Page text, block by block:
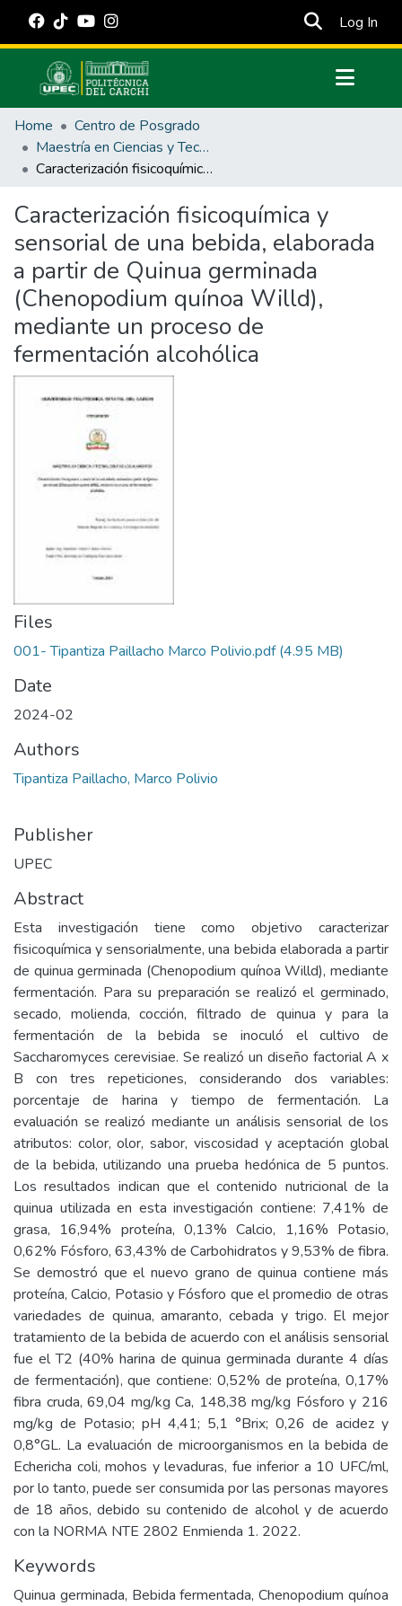
Log In
Communities & Collections
All of DSpace
Statistics
Estadísticas Externas
Manuales
Home
Centro de Posgrado
Maestría en Ciencias y Tecnología de los Alimentos
Caracterización fisicoquímica y sensorial de una bebida, elaborada a partir de Quinua germinada (Chenopodium quínoa Willd), mediante un proceso de fermentación alcohólica
Caracterización fisicoquímica y
sensorial de una bebida, elaborada
a partir de Quinua germinada
(Chenopodium quínoa Willd),
mediante un proceso de
fermentación alcohólica
Files
001- Tipantiza Paillacho Marco Polivio.pdf(4.95 MB)
Date
2024-02
Authors
Tipantiza Paillacho, Marco Polivio
Publisher
UPEC
Abstract
Esta investigación tiene como objetivo caracterizar
fisicoquímica y sensorialmente, una bebida elaborada a partir
de quinua germinada (Chenopodium quínoa Willd), mediante
fermentación. Para su preparación se realizó el germinado,
secado, molienda, cocción, filtrado de quinua y para la
fermentación de la bebida se inoculó el cultivo de
Saccharomyces cerevisiae. Se realizó un diseño factorial A x
B con tres repeticiones, considerando dos variables:
porcentaje de harina y tiempo de fermentación. La
evaluación se realizó mediante un análisis sensorial de los
atributos: color, olor, sabor, viscosidad y aceptación global
de la bebida, utilizando una prueba hedónica de 5 puntos.
Los resultados indican que el contenido nutricional de la
quinua utilizada en esta investigación contiene: 7,41% de
grasa, 16,94% proteína, 0,13% Calcio, 1,16% Potasio,
0,62% Fósforo, 63,43% de Carbohidratos y 9,53% de fibra.
Se demostró que el nuevo grano de quinua contiene más
proteína, Calcio, Potasio y Fósforo que el promedio de otras
variedades de quinua, amaranto, cebada y trigo. El mejor
tratamiento de la bebida de acuerdo con el análisis sensorial
fue el T2 (40% harina de quinua germinada durante 4 días
de fermentación), que contiene: 0,52% de proteína, 0,17%
fibra cruda, 69,04 mg/kg Ca, 148,38 mg/kg Fósforo y 216
mg/kg de Potasio; pH 4,41; 5,1 °Brix; 0,26 de acidez y
0,8°GL. La evaluación de microorganismos en la bebida de
Echericha coli, mohos y levaduras, fue inferior a 10 UFC/ml,
por lo tanto, puede ser consumida por las personas mayores
de 18 años, debido su contenido de alcohol y de acuerdo
con la NORMA NTE 2802 Enmienda 1. 2022.
Keywords
Quinua germinada, Bebida fermentada, Chenopodium quínoa